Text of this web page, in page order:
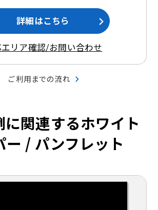
詳細はこちら
リア確認/お問い合わせ
ご利用までの流れ
に関連するホワイト
ー / パンフレット